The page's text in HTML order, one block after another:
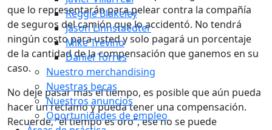
Reggie Blakeley
Jason Linnstaedter
Mike Trevino
Daniel Torres
Nuestro merchandising
Nuestras becas
Nuestros anuncios
Oportunidades de empleo
que lo representarán para pelear contra la compañía
de seguros del camión que lo accidentó. No tendrá
ningún costo para usted y solo pagará un porcentaje
de la cantidad de la compensación que ganemos en su
caso.
No deje pasar más el tiempo, es posible que aún pueda
hacer un reclamo y pueda tener una compensación.
Recuerde, “el tiempo es oro”, ese no se puede